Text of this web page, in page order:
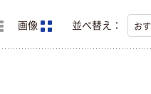
画像 並べ替え：